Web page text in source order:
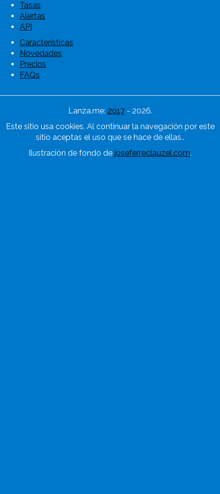
Tasas
Alertas
API
Características
Novedades
Precios
FAQs
Lanza.me: 2017- 2026.
Este sitio usa cookies. Al continuar la navegación por este
sitio aceptas el uso que se hace de ellas..
Ilustración de fondo de joseferreclauzel.com.